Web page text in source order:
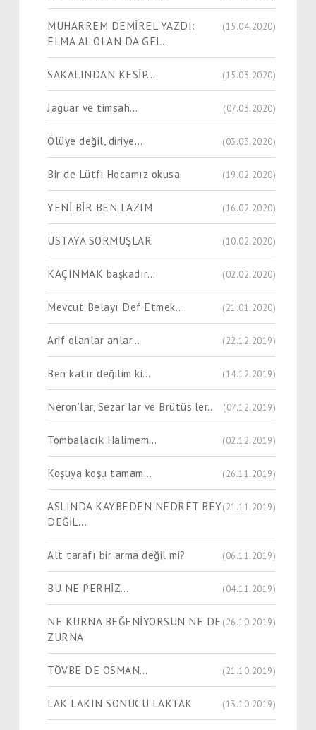
MUHARREM DEMİREL YAZDI:
ELMA AL OLAN DA GEL…
(15.04.2020)
SAKALINDAN KESİP... (15.03.2020)
Jaguar ve timsah… (07.03.2020)
Ölüye değil, diriye… (03.03.2020)
Bir de Lütfi Hocamız okusa (19.02.2020)
YENİ BİR BEN LAZIM (16.02.2020)
USTAYA SORMUŞLAR (10.02.2020)
KAÇINMAK başkadır… (02.02.2020)
Mevcut Belayı Def Etmek... (21.01.2020)
Arif olanlar anlar… (22.12.2019)
Ben katır değilim ki… (14.12.2019)
Neron’lar, Sezar’lar ve Brütüs’ler… (07.12.2019)
Tombalacık Halimem… (02.12.2019)
Koşuya koşu tamam… (26.11.2019)
ASLINDA KAYBEDEN NEDRET BEY
DEĞİL...
(21.11.2019)
Alt tarafı bir arma değil mi? (06.11.2019)
BU NE PERHİZ… (04.11.2019)
NE KURNA BEĞENİYORSUN NE DE
ZURNA
(26.10.2019)
TÖVBE DE OSMAN… (21.10.2019)
LAK LAKIN SONUCU LAKTAK (13.10.2019)